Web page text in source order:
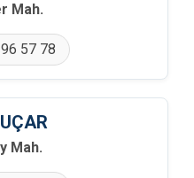
Mah.
57 78
Mah.